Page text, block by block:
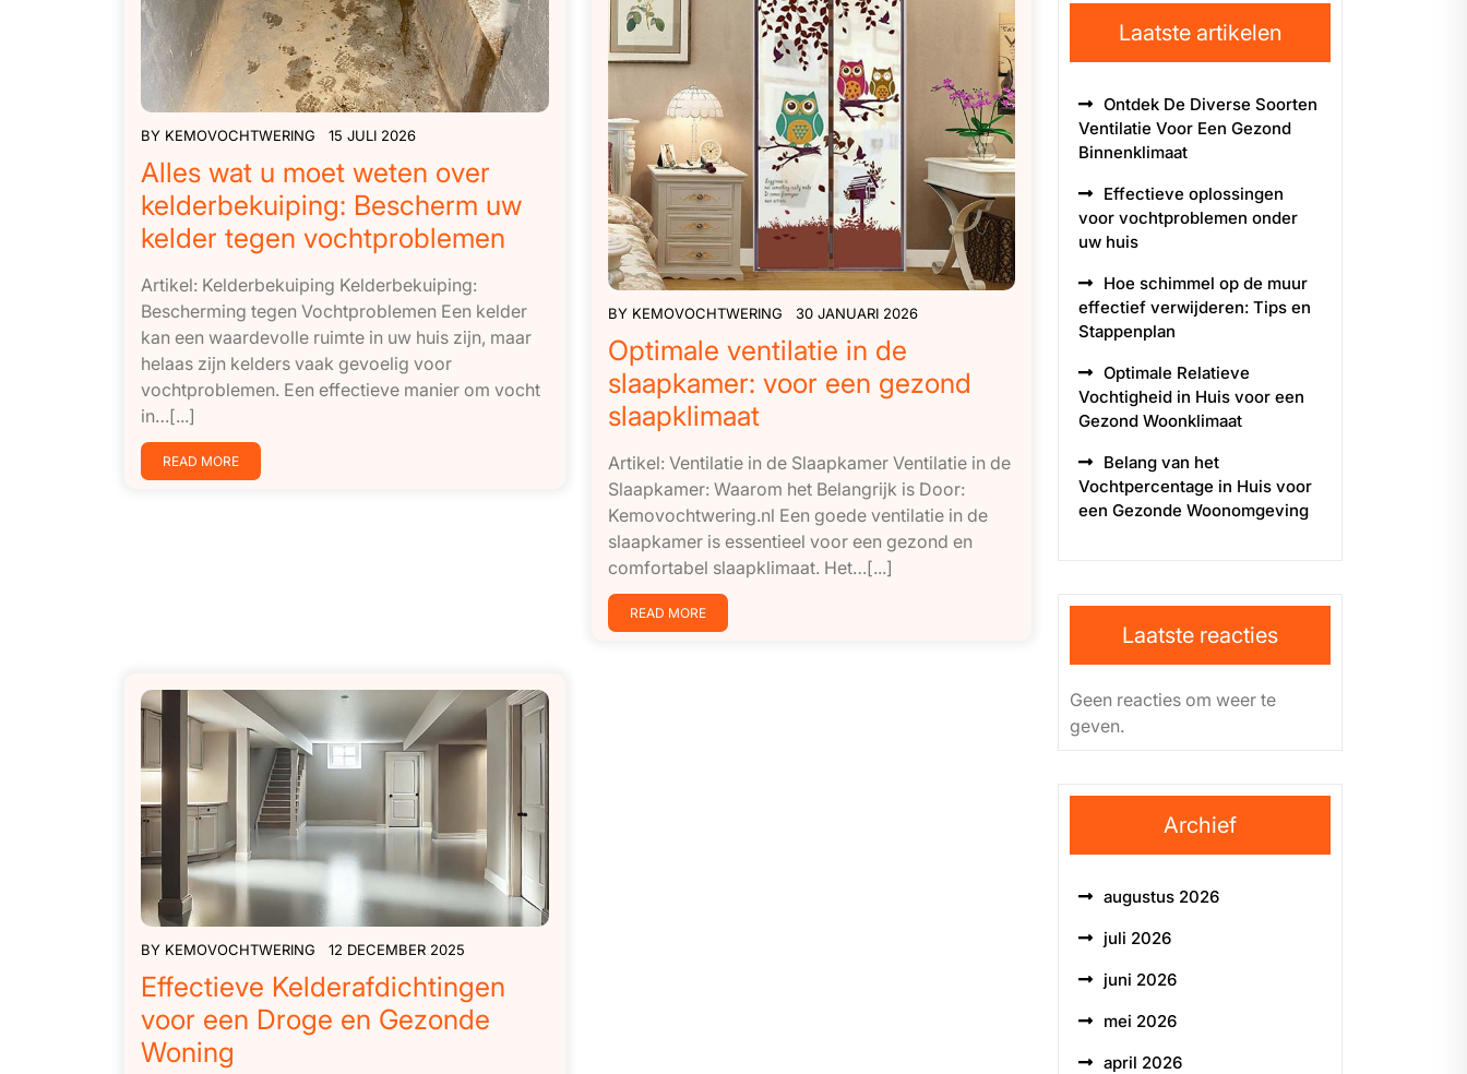
BY KEMOVOCHTWERING 15 JULI 2026
Alles wat u moet weten over
kelderbekuiping: Bescherm uw
kelder tegen vochtproblemen
Artikel: Kelderbekuiping Kelderbekuiping:
Bescherming tegen Vochtproblemen Een kelder
kan een waardevolle ruimte in uw huis zijn, maar
helaas zijn kelders vaak gevoelig voor
vochtproblemen. Een effectieve manier om vocht
in…[...]
READ MORE
BY KEMOVOCHTWERING 30 JANUARI 2026
Optimale ventilatie in de
slaapkamer: voor een gezond
slaapklimaat
Artikel: Ventilatie in de Slaapkamer Ventilatie in de
Slaapkamer: Waarom het Belangrijk is Door:
Kemovochtwering.nl Een goede ventilatie in de
slaapkamer is essentieel voor een gezond en
comfortabel slaapklimaat. Het…[...]
READ MORE
BY KEMOVOCHTWERING 12 DECEMBER 2025
Effectieve Kelderafdichtingen
voor een Droge en Gezonde
Woning
Laatste artikelen
Ontdek De Diverse Soorten
Ventilatie Voor Een Gezond
Binnenklimaat
Effectieve oplossingen
voor vochtproblemen onder
uw huis
Hoe schimmel op de muur
effectief verwijderen: Tips en
Stappenplan
Optimale Relatieve
Vochtigheid in Huis voor een
Gezond Woonklimaat
Belang van het
Vochtpercentage in Huis voor
een Gezonde Woonomgeving
Laatste reacties
Geen reacties om weer te
geven.
Archief
augustus 2026
juli 2026
juni 2026
mei 2026
april 2026